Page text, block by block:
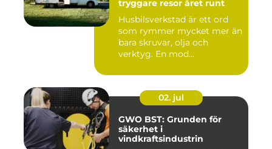
tryggare resor året runt
Husbilsverkstad är ett ord
som rymmer mycket mer än
bara skruvar, olja och
verktyg. En mod...
02. jul
GWO BST: Grunden för
säkerhet i
vindkraftsindustrin